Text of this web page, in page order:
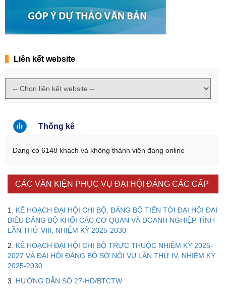
Liên kết website
Thống kê
Đang có 6148 khách và không thành viên đang online
CÁC VĂN KIỆN PHỤC VỤ ĐẠI HỘI ĐẢNG CÁC CẤP
1
. KẾ HOẠCH ĐẠI HỘI CHI BỘ, ĐẢNG BỘ TIẾN TỚI ĐẠI HỘI ĐẠI
BIỂU ĐẢNG BỘ KHỐI CÁC CƠ QUAN VÀ DOANH NGHIỆP TỈNH
LẦN THỨ VIII, NHIỆM KỲ 2025-2030
2 . KẾ HOẠCH ĐẠI HỘI CHI BỘ TRỰC THUỘC NHIỆM KỲ 2025-
2027 VÀ ĐẠI HỘI ĐẢNG BỘ SỞ NỘI VỤ LẦN THỨ IV, NHIỆM KỲ
2025-2030
3 . HƯỚNG DẪN SỐ 27-HD/BTCTW